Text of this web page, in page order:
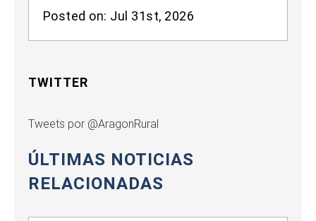
Posted on: Jul 31st, 2026
TWITTER
Tweets por @AragonRural
ÚLTIMAS NOTICIAS
RELACIONADAS